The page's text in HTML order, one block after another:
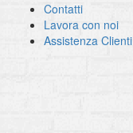
Contatti
Lavora con noi
Assistenza Clienti